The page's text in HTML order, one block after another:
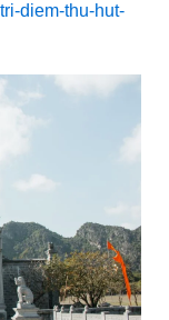
diem-thu-hut-